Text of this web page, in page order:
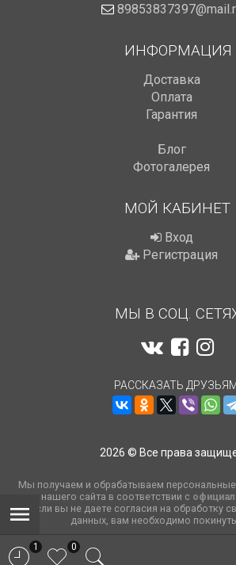
ИНФОРМАЦИЯ
Доставка
Оплата
Гарантия
Блог
Фотогалерея
МОЙ КАБИНЕТ
Вход
Регистрация
МЫ В СОЦ.
РАССКАЗАТЬ
2026 © Все права
Мы получаем и обрабатываем
нашего сайта в соответствии с
Если вы не даете согласия на обработку
данных, вам необходимо
1 0